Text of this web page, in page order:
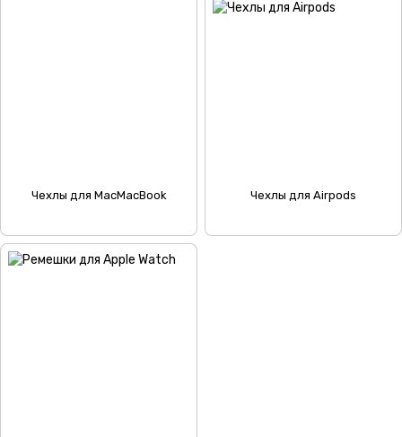
Чехлы для MacMacBook Чехлы для Airpods